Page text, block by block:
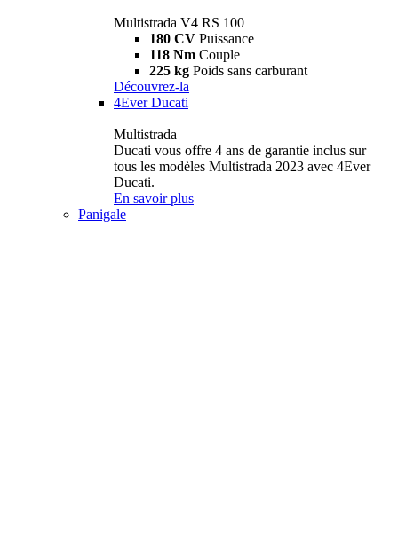
Multistrada V4 RS 100
180 CV Puissance
118 Nm Couple
225 kg Poids sans carburant
Découvrez-la
4Ever Ducati
Multistrada
Ducati vous offre 4 ans de garantie inclus sur
tous les modèles Multistrada 2023 avec 4Ever
Ducati.
En savoir plus
Panigale